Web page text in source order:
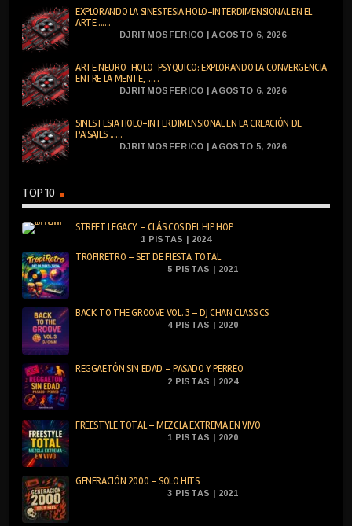
EXPLORANDO LA SINESTESIA HOLO-INTERDIMENSIONAL EN EL
ARTE ......
DJRITMOSFERICO | AGOSTO 6, 2026
ARTE NEURO-HOLO-PSYQUICO: EXPLORANDO LA CONVERGENCIA
ENTRE LA MENTE, ......
DJRITMOSFERICO | AGOSTO 6, 2026
SINESTESIA HOLO-INTERDIMENSIONAL EN LA CREACIÓN DE
PAISAJES ......
DJRITMOSFERICO | AGOSTO 5, 2026
TOP 10
STREET LEGACY – CLÁSICOS DEL HIP HOP
1 PISTAS | 2024
TROPIRETRO – SET DE FIESTA TOTAL
5 PISTAS | 2021
BACK TO THE GROOVE VOL. 3 – DJ CHAN CLASSICS
4 PISTAS | 2020
REGGAETÓN SIN EDAD – PASADO Y PERREO
2 PISTAS | 2024
FREESTYLE TOTAL – MEZCLA EXTREMA EN VIVO
1 PISTAS | 2020
GENERACIÓN 2000 – SOLO HITS
3 PISTAS | 2021